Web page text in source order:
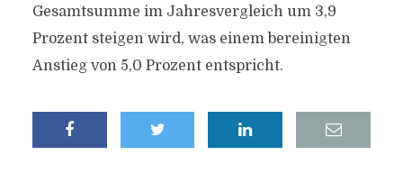
Gesamtsumme im Jahresvergleich um 3,9
Prozent steigen wird, was einem bereinigten
Anstieg von 5,0 Prozent entspricht.